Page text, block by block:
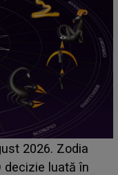
până
din Casa Iubirii